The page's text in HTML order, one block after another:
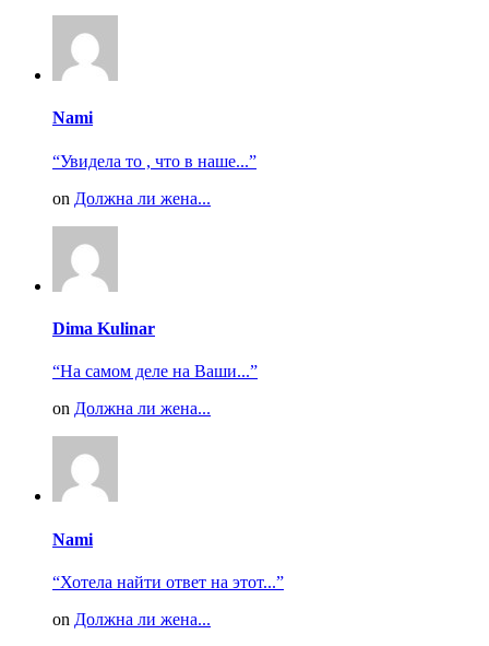
Nami
“Увидела то , что в наше...”
on Должна ли жена...
Dima Kulinar
“На самом деле на Ваши...”
on Должна ли жена...
Nami
“Хотела найти ответ на этот...”
on Должна ли жена...